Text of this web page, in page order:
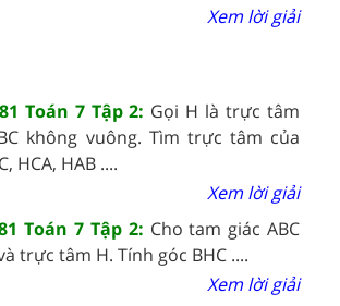
Xem lời giải
Toán 7 Tập 2: Gọi H là trực tâm
không vuông. Tìm trực tâm của
HCA, HAB ....
Xem lời giải
Toán 7 Tập 2: Cho tam giác ABC
trực tâm H. Tính góc BHC ....
Xem lời giải